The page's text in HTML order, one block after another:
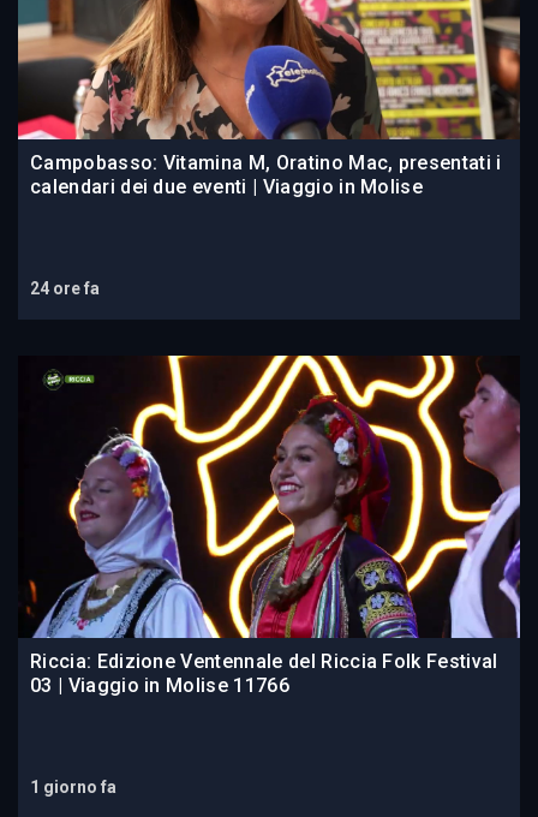
Campobasso: Vitamina M, Oratino Mac, presentati i
calendari dei due eventi | Viaggio in Molise
24 ore fa
Riccia: Edizione Ventennale del Riccia Folk Festival
03 | Viaggio in Molise 11766
1 giorno fa